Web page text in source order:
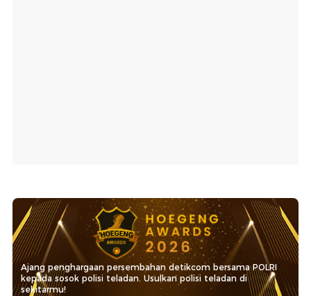
Ajang penghargaan persembahan detikcom bersama POLRI
kepada sosok polisi teladan. Usulkan polisi teladan di
sekitarmu!